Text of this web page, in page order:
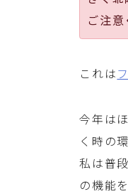
ご注意
これは
今年は
く時の
私は普
の機能